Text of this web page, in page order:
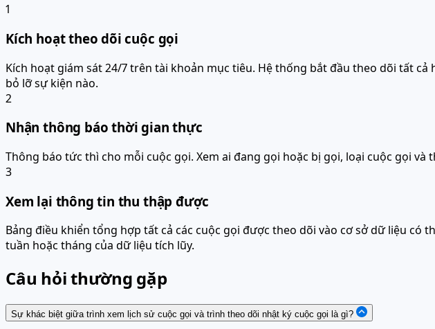
1
Kích hoạt theo dõi cuộc gọi
Kích hoạt giám sát 24/7 trên tài khoản mục tiêu. Hệ thống bắt đầu theo dõi tất
bỏ lỡ sự kiện nào.
2
Nhận thông báo thời gian thực
Thông báo tức thì cho mỗi cuộc gọi. Xem ai đang gọi hoặc bị gọi, loại cuộc gọi
3
Xem lại thông tin thu thập được
Bảng điều khiển tổng hợp tất cả các cuộc gọi được theo dõi vào cơ sở dữ liệu có
tuần hoặc tháng của dữ liệu tích lũy.
Câu hỏi thường gặp
Sự khác biệt giữa trình xem lịch sử cuộc gọi và trình theo dõi nhật ký cuộc gọi là gì?